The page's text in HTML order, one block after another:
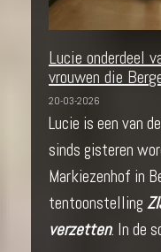
Lucie onderdeel
vrouwen die
20-03-2026
Lucie is een van
sinds gisteren
Markiezenhof in
tentoonstelling
verzetten. In de